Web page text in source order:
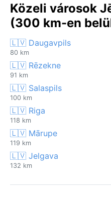
Közeli városok
(300 km-en
🇱🇻 Daugavpils
80 km
🇱🇻 Rēzekne
91 km
🇱🇻 Salaspils
100 km
🇱🇻 Riga
118 km
🇱🇻 Mārupe
119 km
🇱🇻 Jelgava
132 km